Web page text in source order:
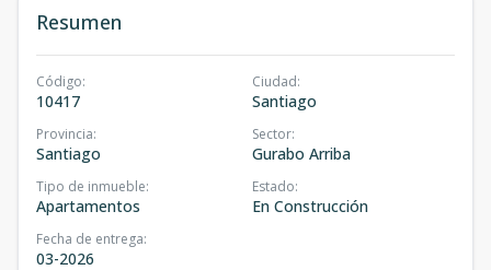
Resumen
Código:
10417
Ciudad:
Santiago
Provincia:
Santiago
Sector:
Gurabo Arriba
Tipo de inmueble:
Apartamentos
Estado:
En Construcción
Fecha de entrega:
03-2026